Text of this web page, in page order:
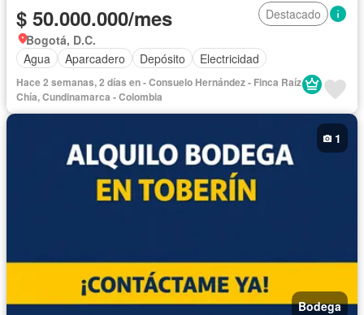
$ 50.000.000/mes
Destacado
Bogotá, D.C.
Agua
Aparcadero Depósito Electricidad
Hace 2 semanas, 2 días en - Consuelo Hernández - Finca Raíz
Chía, Cundinamarca - Colombia
Bodega
1